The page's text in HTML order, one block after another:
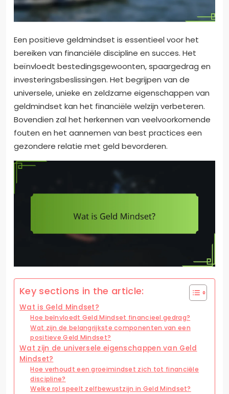
Een positieve geldmindset is essentieel voor het
bereiken van financiële discipline en succes. Het
beïnvloedt bestedingsgewoonten, spaargedrag en
investeringsbeslissingen. Het begrijpen van de
universele, unieke en zeldzame eigenschappen van
geldmindset kan het financiële welzijn verbeteren.
Bovendien zal het herkennen van veelvoorkomende
fouten en het aannemen van best practices een
gezondere relatie met geld bevorderen.
Key sections in the article:
Wat is Geld Mindset?
Hoe beïnvloedt Geld Mindset financieel gedrag?
Wat zijn de belangrijkste componenten van een
positieve Geld Mindset?
Wat zijn de universele eigenschappen van Geld
Mindset?
Hoe verhoudt een groeimindset zich tot financiële
discipline?
Welke rol speelt zelfbewustzijn in Geld Mindset?